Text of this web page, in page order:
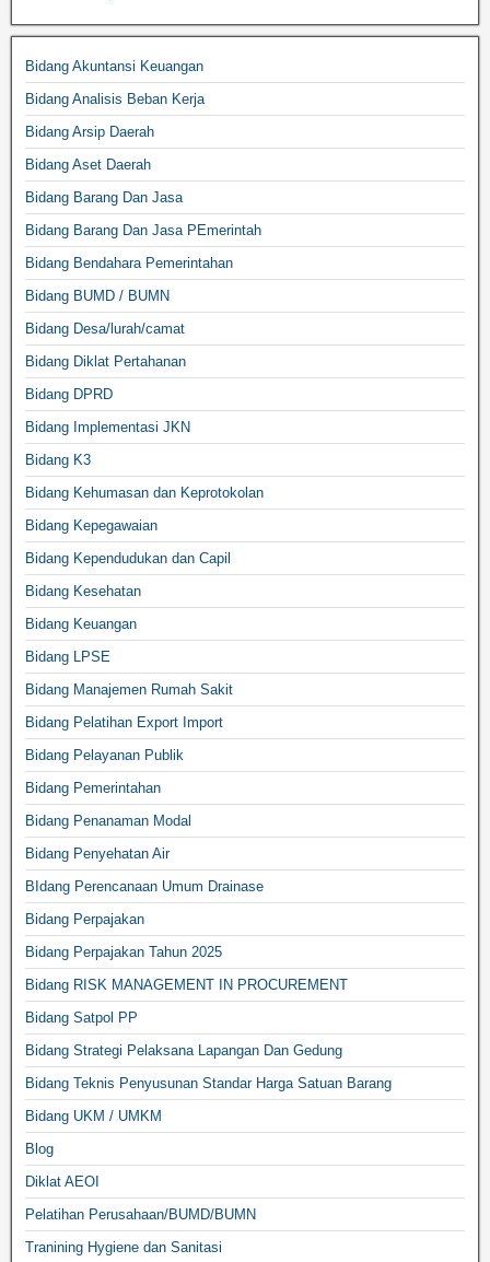
Bidang Akuntansi Keuangan
Bidang Analisis Beban Kerja
Bidang Arsip Daerah
Bidang Aset Daerah
Bidang Barang Dan Jasa
Bidang Barang Dan Jasa PEmerintah
Bidang Bendahara Pemerintahan
Bidang BUMD / BUMN
Bidang Desa/lurah/camat
Bidang Diklat Pertahanan
Bidang DPRD
Bidang Implementasi JKN
Bidang K3
Bidang Kehumasan dan Keprotokolan
Bidang Kepegawaian
Bidang Kependudukan dan Capil
Bidang Kesehatan
Bidang Keuangan
Bidang LPSE
Bidang Manajemen Rumah Sakit
Bidang Pelatihan Export Import
Bidang Pelayanan Publik
Bidang Pemerintahan
Bidang Penanaman Modal
Bidang Penyehatan Air
BIdang Perencanaan Umum Drainase
Bidang Perpajakan
Bidang Perpajakan Tahun 2025
Bidang RISK MANAGEMENT IN PROCUREMENT
Bidang Satpol PP
Bidang Strategi Pelaksana Lapangan Dan Gedung
Bidang Teknis Penyusunan Standar Harga Satuan Barang
Bidang UKM / UMKM
Blog
Diklat AEOI
Pelatihan Perusahaan/BUMD/BUMN
Tranining Hygiene dan Sanitasi